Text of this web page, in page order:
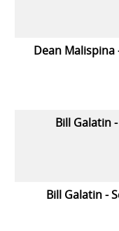
Dean
Bill Galatin
Bill Galatin -